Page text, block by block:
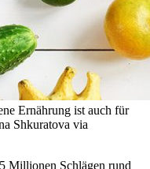
Ernährung ist auch für
Shkuratova via
Millionen Schlägen rund